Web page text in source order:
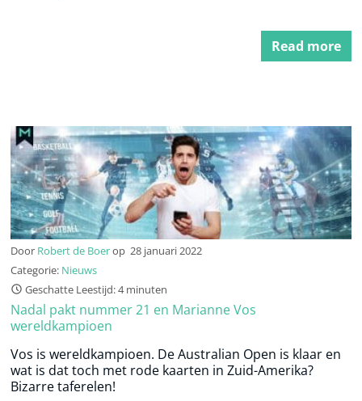
Read more
Door Robert de Boerop 28 januari 2022
Categorie: Nieuws
Geschatte Leestijd: 4 minuten
Nadal pakt nummer 21 en Marianne Vos
wereldkampioen
Vos is wereldkampioen. De Australian Open is klaar en
wat is dat toch met rode kaarten in Zuid-Amerika?
Bizarre taferelen!